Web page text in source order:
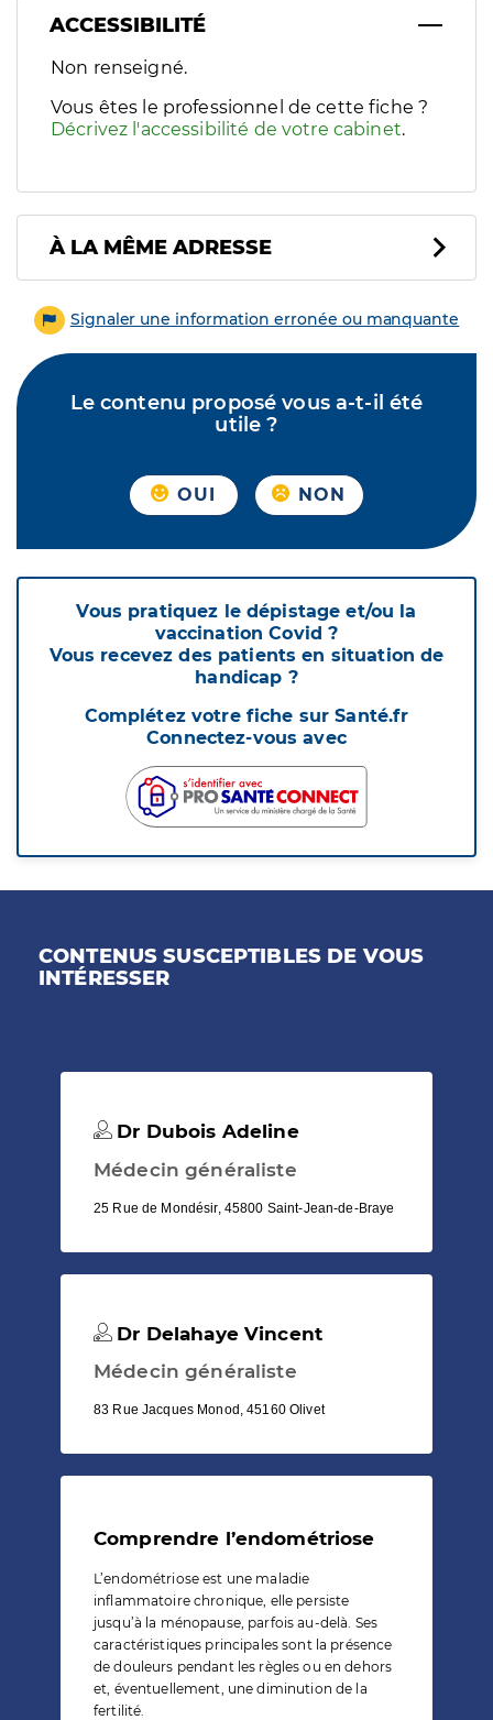
ACCESSIBILITÉ
Filtres
Sélectionnez un ou plusieurs handicaps/besoins
Non renseigné.
Vous êtes le professionnel de cette fiche ?
Décrivez l'accessibilité de votre cabinet.
À LA MÊME ADRESSE
Signaler une information erronée ou manquante
Le contenu proposé vous a-t-il été
utile ?
OUI NON
Vous pratiquez le dépistage et/ou la
vaccination Covid ?
Vous recevez des patients en situation de
handicap ?
Complétez votre fiche sur Santé.fr
Connectez-vous avec
CONTENUS SUSCEPTIBLES DE VOUS
INTÉRESSER
Dr Dubois Adeline
Médecin généraliste
25 Rue de Mondésir, 45800 Saint-Jean-de-Braye
Dr Delahaye Vincent
Médecin généraliste
83 Rue Jacques Monod, 45160 Olivet
Comprendre l’endométriose
L’endométriose est une maladie
inflammatoire chronique, elle persiste
jusqu’à la ménopause, parfois au-delà. Ses
caractéristiques principales sont la présence
de douleurs pendant les règles ou en dehors
et, éventuellement, une diminution de la
fertilité.